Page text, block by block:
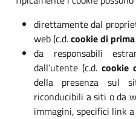
direttamente dal
web (c.d.cookie di
da responsabili
dall’utente (c.d. cookie
della presenza sul
riconducibili a siti o da
immagini, specifici link